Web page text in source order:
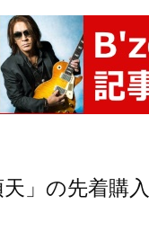
天」の先着購